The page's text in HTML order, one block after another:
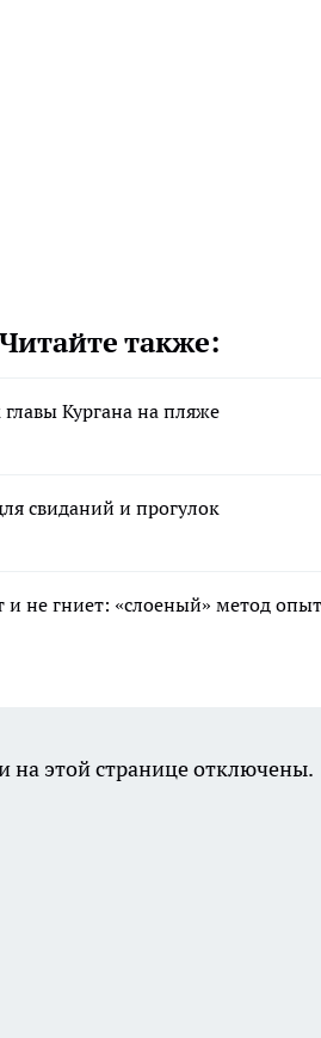
Читайте также:
Кургана на пляже
свиданий и прогулок
и не гниет: «слоеный» метод
на этой странице отключены.